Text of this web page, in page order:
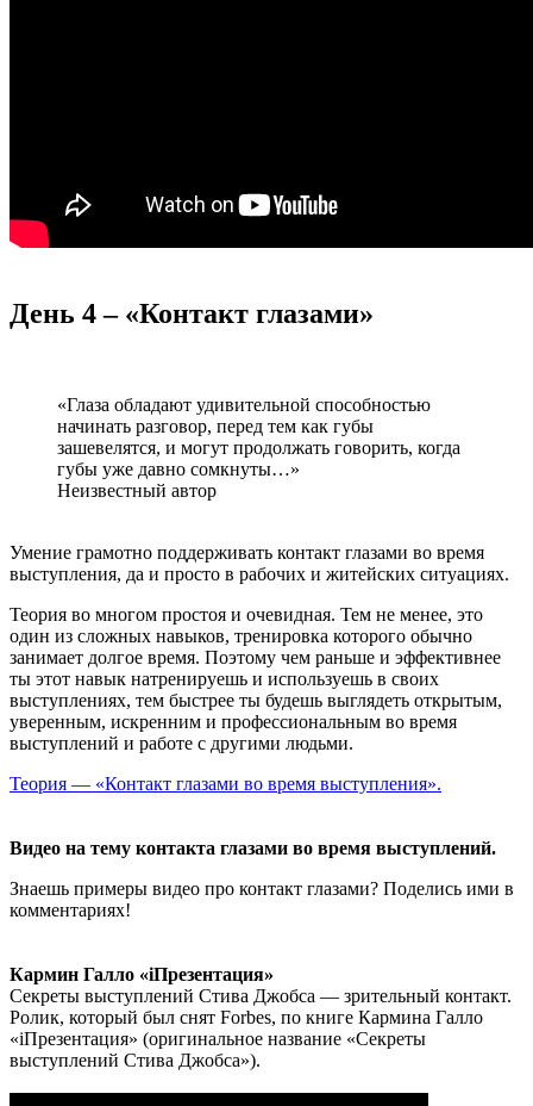
День 4 – «Контакт глазами»
«Глаза обладают удивительной способностью
начинать разговор, перед тем как губы
зашевелятся, и могут продолжать говорить, когда
губы уже давно сомкнуты…»
Неизвестный автор
Умение грамотно поддерживать контакт глазами во время
выступления, да и просто в рабочих и житейских ситуациях.
Теория во многом простоя и очевидная. Тем не менее, это
один из сложных навыков, тренировка которого обычно
занимает долгое время. Поэтому чем раньше и эффективнее
ты этот навык натренируешь и используешь в своих
выступлениях, тем быстрее ты будешь выглядеть открытым,
уверенным, искренним и профессиональным во время
выступлений и работе с другими людьми.
Теория — «Контакт глазами во время выступления».
Видео на тему контакта глазами во время выступлений.
Знаешь примеры видео про контакт глазами? Поделись ими в
комментариях!
Кармин Галло «iПрезентация»
Секреты выступлений Стива Джобса — зрительный контакт.
Ролик, который был снят Forbes, по книге Кармина Галло
«iПрезентация» (оригинальное название «Секреты
выступлений Стива Джобса»).